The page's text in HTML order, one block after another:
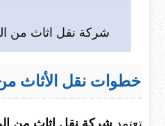
شركة نقل اثاث من
خطوات نقل الأثاث